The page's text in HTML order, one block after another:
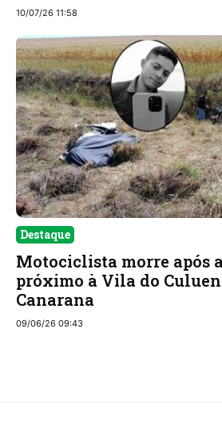
10/07/26 11:58
Destaque
Motociclista morre após
próximo à Vila do
Canarana
09/06/26 09:43